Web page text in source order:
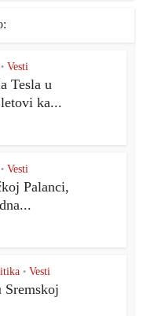
• Vesti
Tesla u
ka...
• Vesti
Palanci,
• Vesti
Sremskoj